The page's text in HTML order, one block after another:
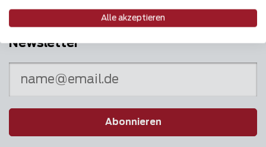
Newsletter
Abonnieren
Alle akzeptieren